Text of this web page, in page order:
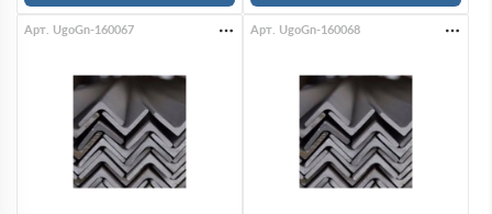
Арт. UgoGn-160067 Арт. UgoGn-160068